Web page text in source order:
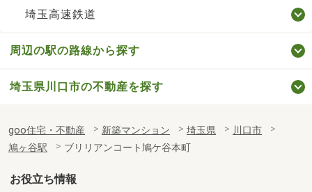
埼玉高速鉄道
周辺の駅の路線から探す
埼玉県川口市の不動産を探す
goo住宅・不動産 新築マンション 埼玉県
川口市
鳩ヶ谷駅
ブリリアンコート鳩ケ谷本町
お役立ち情報